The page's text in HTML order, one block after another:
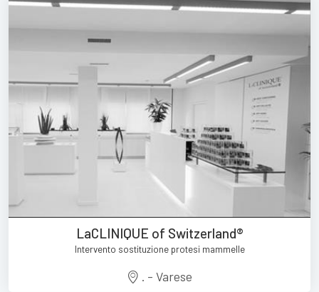
LaCLINIQUE of Switzerland®
Intervento sostituzione protesi mammelle
. - Varese